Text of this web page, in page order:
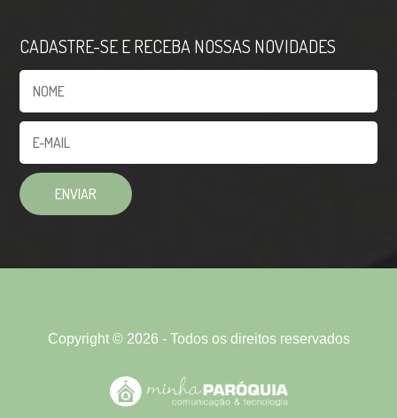
CADASTRE-SE E RECEBA NOSSAS NOVIDADES
Copyright © 2026 - Todos os direitos reservados